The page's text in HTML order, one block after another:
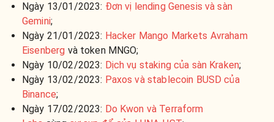
Ngày 13/01/2023: Đơn vị lending Genesis và sàn
Gemini;
Ngày 21/01/2023: Hacker Mango Markets Avraham
Eisenberg và token MNGO;
Ngày 10/02/2023: Dịch vụ staking của sàn Kraken;
Ngày 13/02/2023: Paxos và stablecoin BUSD của
Binance;
Ngày 17/02/2023: Do Kwon và Terraform